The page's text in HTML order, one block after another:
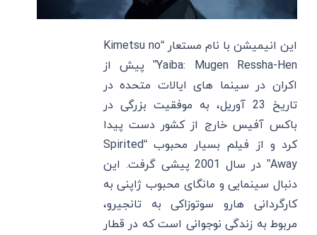
این انیمیشن با نام مستعار “Kimetsu no
Yaiba: Mugen Ressha-Hen” پیش از
اکران در سینما های ایالات متحده در
تاریخ 23 آوریل، به موفقیت بزرگی در
باکس آفیس خارج از کشور دست پیدا
کرد و از فیلم بسیار محبوب “Spirited
Away” در سال 2001 پیشی گرفت. این
دنبال سینمایی و مانگای محبوب ژاپنی به
کارگردانی هارو سوتوزاکی به تانجیرو،
مربوط به زندگی نوجوانی است که در قطار